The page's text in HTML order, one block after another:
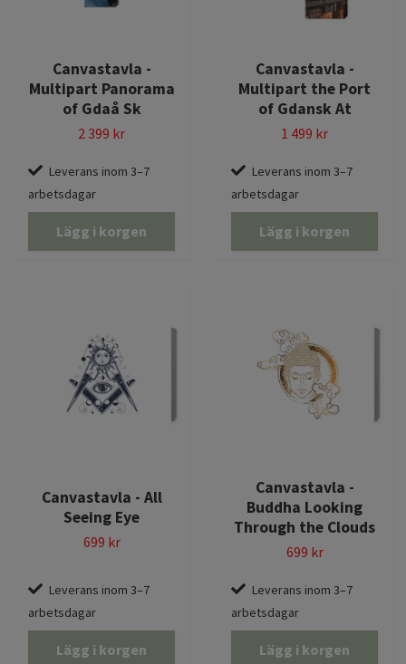
Canvastavla -
Multipart Panorama
of Gdaå Sk
2 399 kr
Leverans inom 3–7
arbetsdagar
Lägg i korgen
Canvastavla -
Multipart the Port
of Gdansk At
1 499 kr
Leverans inom 3–7
arbetsdagar
Lägg i korgen
Canvastavla - All
Seeing Eye
699 kr
Leverans inom 3–7
arbetsdagar
Lägg i korgen
Canvastavla -
Buddha Looking
Through the Clouds
699 kr
Leverans inom 3–7
arbetsdagar
Lägg i korgen